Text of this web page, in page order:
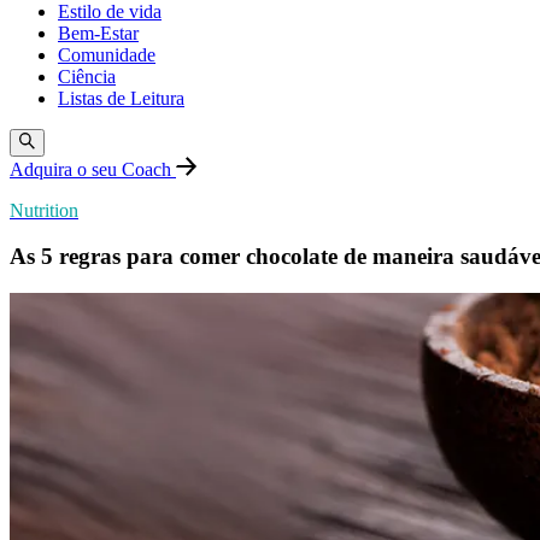
Estilo de vida
Bem-Estar
Comunidade
Ciência
Listas de Leitura
Adquira o seu Coach
Nutrition
As 5 regras para comer chocolate de maneira